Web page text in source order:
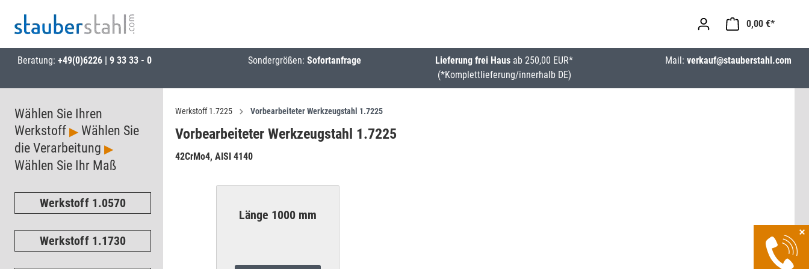
0,00 €*
Beratung: +49(0)6226 | 9 33 33 - 0 Sondergrößen:Sofortanfrage Lieferung frei Haus ab 250,00 EUR*
(*Komplettlieferung/innerhalb DE)
Mail: verkauf@stauberstahl.com
Wählen Sie Ihren
Werkstoff ▶ Wählen Sie
die Verarbeitung ▶
Wählen Sie Ihr Maß
Werkstoff 1.0570
Werkstoff 1.1730
Werkstoff 1.7225 Vorbearbeiteter Werkzeugstahl 1.7225
Vorbearbeiteter Werkzeugstahl 1.7225
42CrMo4, AISI 4140
Länge 1000 mm